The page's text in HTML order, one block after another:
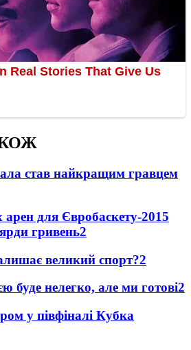
став найкращим гравцем
арен для Євробаскету-2015
гривень2
великий спорт?2
буде нелегко, але ми готові2
у півфіналі Кубка